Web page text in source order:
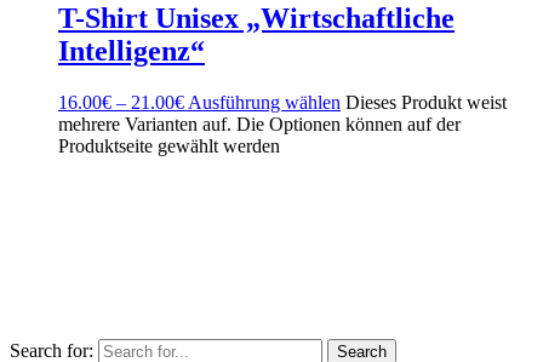
T-Shirt Unisex „Wirtschaftliche
Intelligenz“
16.00€ – 21.00€ Ausführung wählen Dieses Produkt weist
mehrere Varianten auf. Die Optionen können auf der
Produktseite gewählt werden
Search for: